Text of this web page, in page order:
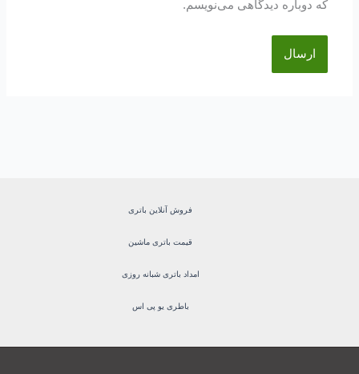
که دوباره دیدگاهی می‌نویسم.
فروش آنلاین باتری
قیمت باتری ماشین
امداد باتری شبانه روزی
باطری یو پی اس